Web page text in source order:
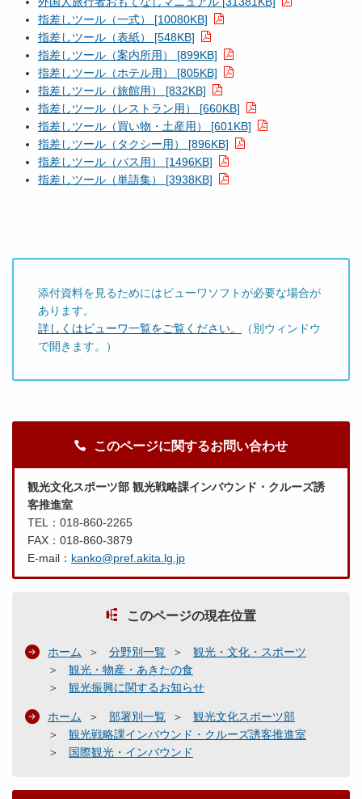
指差しツール（一式） [10080KB]
指差しツール（表紙） [548KB]
指差しツール（案内所用） [899KB]
指差しツール（ホテル用） [805KB]
指差しツール（旅館用） [832KB]
指差しツール（レストラン用） [660KB]
指差しツール（買い物・土産用） [601KB]
指差しツール（タクシー用） [896KB]
指差しツール（バス用） [1496KB]
指差しツール（単語集） [3938KB]
添付資料を見るためにはビューワソフトが必要な場合が
あります。
詳しくはビューワ一覧をご覧ください。
（別ウィンドウ
で開きます。）
このページに関するお問い合わせ
観光文化スポーツ部 観光戦略課インバウンド・クルーズ誘
客推進室
TEL：018-860-2265
FAX：018-860-3879
E-mail： kanko@pref.akita.lg.jp
このページの現在位置
ホーム 分野別一覧
観光・文化・スポーツ
観光・物産・あきたの食
観光振興に関するお知らせ
ホーム 部署別一覧
観光文化スポーツ部
観光戦略課インバウンド・クルーズ誘客推進室
国際観光・インバウンド